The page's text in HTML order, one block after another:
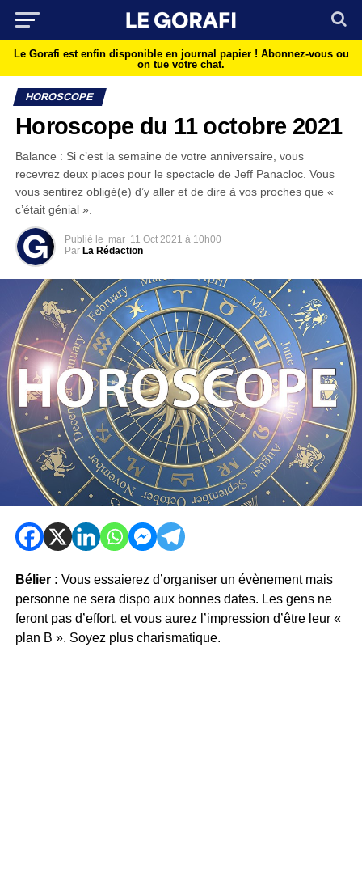
Le Gorafi est enfin disponible en journal papier ! Abonnez-vous ou
on tue votre chat.
HOROSCOPE
Horoscope du 11 octobre 2021
Balance : Si c’est la semaine de votre anniversaire, vous
recevrez deux places pour le spectacle de Jeff Panacloc. Vous
vous sentirez obligé(e) d’y aller et de dire à vos proches que «
c’était génial ».
Publié le mar 11 Oct 2021 à 10h00
Par La Rédaction
Bélier : Vous essaierez d’organiser un évènement mais
personne ne sera dispo aux bonnes dates. Les gens ne
feront pas d’effort, et vous aurez l’impression d’être leur «
plan B ». Soyez plus charismatique.